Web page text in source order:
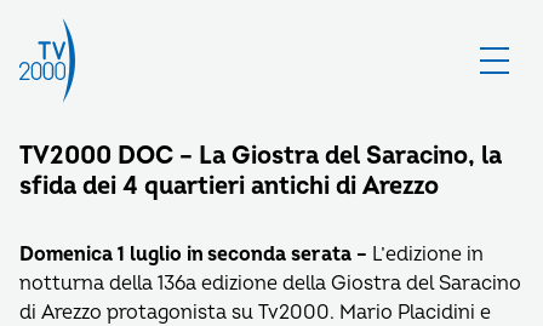
TV2000 DOC – La Giostra del Saracino, la
sfida dei 4 quartieri antichi di Arezzo
Domenica 1 luglio in seconda serata – L’edizione in
notturna della 136a edizione della Giostra del Saracino
di Arezzo protagonista su Tv2000. Mario Placidini e